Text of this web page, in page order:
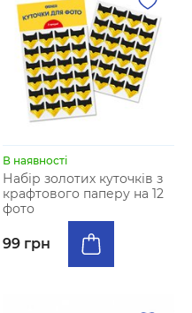
В наявності
Набір золотих куточків з
крафтового паперу на 12
фото
99 грн